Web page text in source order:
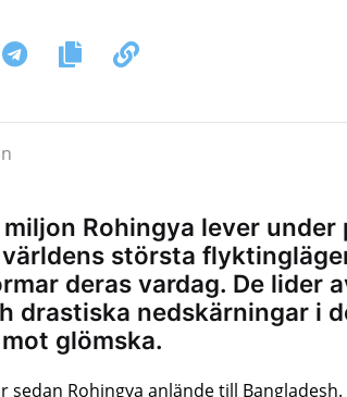
Rohingya lever
största
deras vardag. De lider
drastiska nedskärningar i
glömska.
sedan Rohingya anlände till